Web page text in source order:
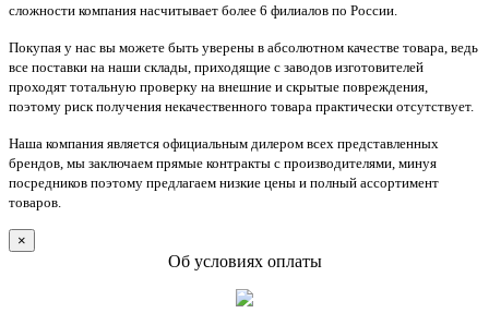
сложности компания насчитывает более 6 филиалов по России.
Покупая у нас вы можете быть уверены в абсолютном качестве товара, ведь
все поставки на наши склады, приходящие с заводов изготовителей
проходят тотальную проверку на внешние и скрытые повреждения,
поэтому риск получения некачественного товара практически отсутствует.
Наша компания является официальным дилером всех представленных
брендов, мы заключаем прямые контракты с производителями, минуя
посредников поэтому предлагаем низкие цены и полный ассортимент
товаров.
×
Об условиях оплаты